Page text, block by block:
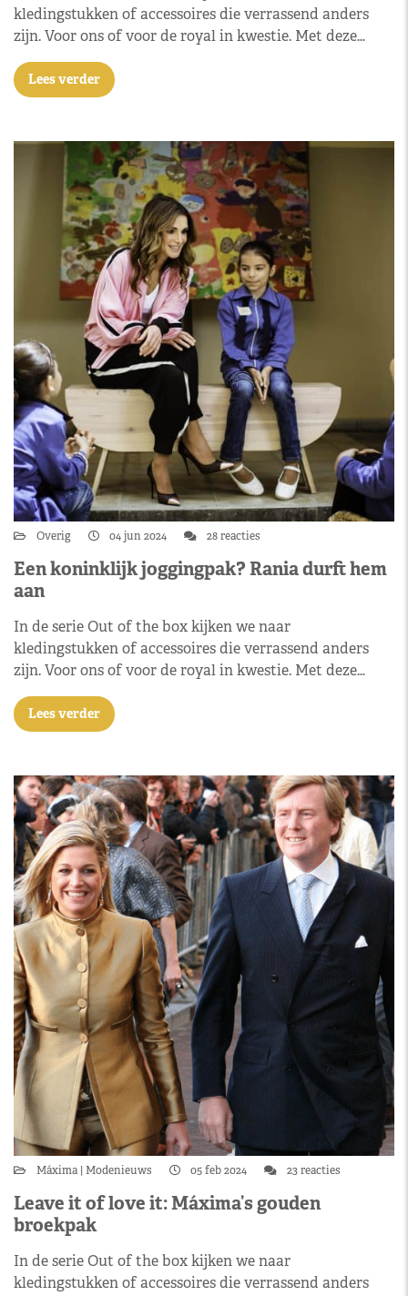
kledingstukken of accessoires die verrassend anders
zijn. Voor ons of voor de royal in kwestie. Met deze…
Lees verder
Overig 04 jun 2024 28 reacties
Een koninklijk joggingpak? Rania durft hem
aan
In de serie Out of the box kijken we naar
kledingstukken of accessoires die verrassend anders
zijn. Voor ons of voor de royal in kwestie. Met deze…
Lees verder
Máxima Modenieuws 05 feb 2024 23 reacties
Leave it of love it: Máxima’s gouden
broekpak
In de serie Out of the box kijken we naar
kledingstukken of accessoires die verrassend anders